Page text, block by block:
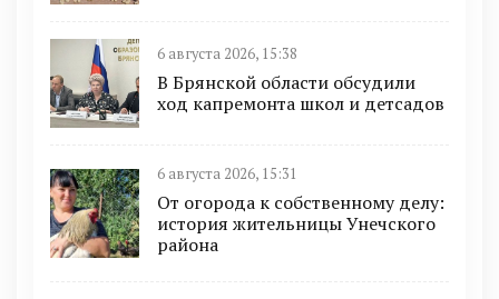
6 августа 2026, 15:38
В Брянской области обсудили
ход капремонта школ и детсадов
6 августа 2026, 15:31
От огорода к собственному делу:
история жительницы Унечского
района